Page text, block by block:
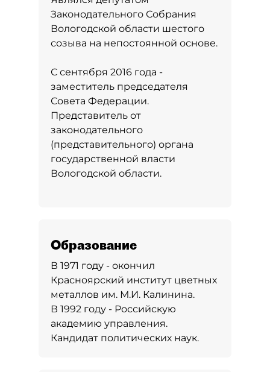
Законодательного Собрания
Вологодской области шестого
созыва на непостоянной основе.
С сентября 2016 года -
заместитель председателя
Совета Федерации.
Представитель от
законодательного
(представительного) органа
государственной власти
Вологодской области.
Образование
В 1971 году - окончил
Красноярский институт цветных
металлов им. М.И. Калинина.
В 1992 году - Российскую
академию управления.
Кандидат политических наук.